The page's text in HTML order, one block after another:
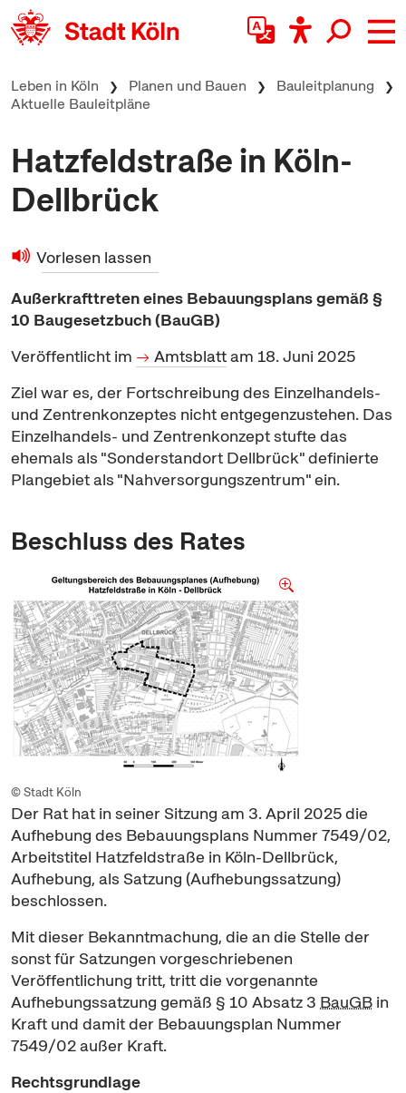
zum Inhalt springen
Leben in Köln Planen und Bauen
Bauleitplanung
Aktuelle Bauleitpläne
Hatzfeldstraße in Köln-
Dellbrück
Vorlesen lassen
Außerkrafttreten eines Bebauungsplans gemäß §
10 Baugesetzbuch (BauGB)
Veröffentlicht im
Amtsblattam 18. Juni 2025
Ziel war es, der Fortschreibung des Einzelhandels-
und Zentrenkonzeptes nicht entgegenzustehen. Das
Einzelhandels- und Zentrenkonzept stufte das
ehemals als "Sonderstandort Dellbrück" definierte
Plangebiet als "Nahversorgungszentrum" ein.
Beschluss des Rates
© Stadt Köln
Der Rat hat in seiner Sitzung am 3. April 2025 die
Aufhebung des Bebauungsplans Nummer 7549/02,
Arbeitstitel Hatzfeldstraße in Köln-Dellbrück,
Aufhebung, als Satzung (Aufhebungssatzung)
beschlossen.
Mit dieser Bekanntmachung, die an die Stelle der
sonst für Satzungen vorgeschriebenen
Veröffentlichung tritt, tritt die vorgenannte
Aufhebungssatzung gemäß § 10 Absatz 3 BauGB in
Kraft und damit der Bebauungsplan Nummer
7549/02 außer Kraft.
Rechtsgrundlage